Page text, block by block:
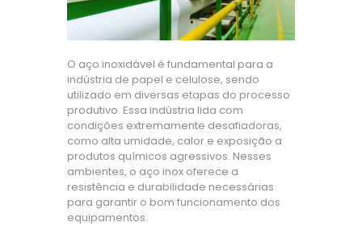
O aço inoxidável é fundamental para a
indústria de papel e celulose, sendo
utilizado em diversas etapas do processo
produtivo. Essa indústria lida com
condições extremamente desafiadoras,
como alta umidade, calor e exposição a
produtos químicos agressivos. Nesses
ambientes, o aço inox oferece a
resistência e durabilidade necessárias
para garantir o bom funcionamento dos
equipamentos.